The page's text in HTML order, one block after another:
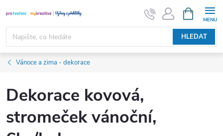
na
obsah
HLEDAT
NÁKUPNÍ
KOŠÍK
Vánoce a zima - dekorace
Dekorace kovová,
stromeček vánoční,